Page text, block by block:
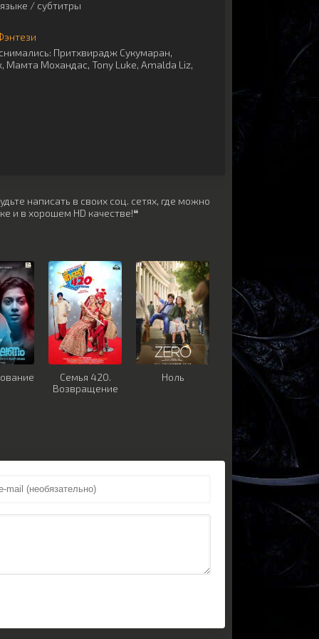
/ субтитры
Притхвирадж Сукумаран,
, Мамта Мохандас, Tony Luke, Amalda Liz,
написать в своих соц. сетях, где можно
и в хорошем HD качестве!❝
Семья 420.
Возвращение
Ноль